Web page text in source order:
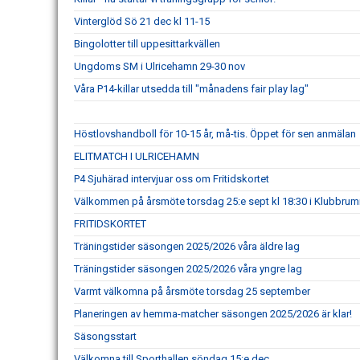
Vinterglöd Sö 21 dec kl 11-15
Bingolotter till uppesittarkvällen
Ungdoms SM i Ulricehamn 29-30 nov
Våra P14-killar utsedda till "månadens fair play lag"
Höstlovshandboll för 10-15 år, må-tis. Öppet för sen anmälan
ELITMATCH I ULRICEHAMN
P4 Sjuhärad intervjuar oss om Fritidskortet
Välkommen på årsmöte torsdag 25:e sept kl 18:30 i
FRITIDSKORTET
Träningstider säsongen 2025/2026 våra äldre lag
Träningstider säsongen 2025/2026 våra yngre lag
Varmt välkomna på årsmöte torsdag 25 september
Planeringen av hemma-matcher säsongen 2025/2026 är klar!
Säsongsstart